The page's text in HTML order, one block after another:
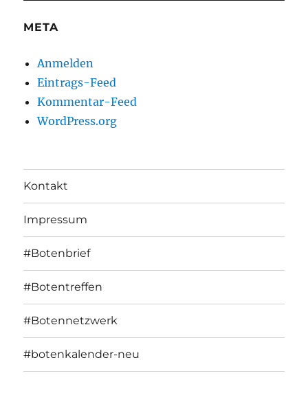
META
Anmelden
Eintrags-Feed
Kommentar-Feed
WordPress.org
Kontakt
Impressum
#Botenbrief
#Botentreffen
#Botennetzwerk
#botenkalender-neu